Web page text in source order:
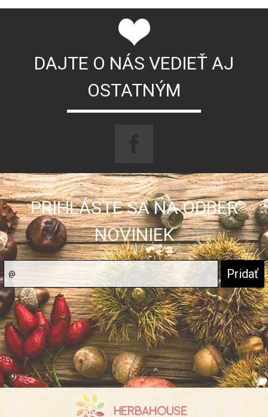
DAJTE O NÁS VEDIEŤ AJ
OSTATNÝM
PRIHLÁSTE SA NA ODBER
NOVINIEK